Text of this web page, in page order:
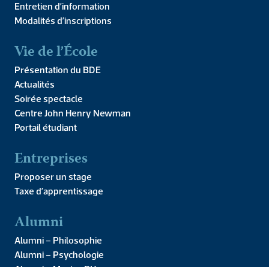
Entretien d’information
Modalités d’inscriptions
Vie de l’École
Présentation du BDE
Actualités
Soirée spectacle
Centre John Henry Newman
Portail étudiant
Entreprises
Proposer un stage
Taxe d’apprentissage
Alumni
Alumni – Philosophie
Alumni – Psychologie
Cours ouvert à tous. Par Julie Ethioux, Maître de conférences
en langues et littératures anciennes et enseignant chercheur
associée à l’Institut Polis de Langues et Humanités de
Jerusalem Ce cours […]
Soirées Art et Philo –
Nos amis les 5 sens